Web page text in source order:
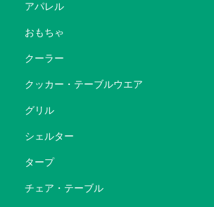
アパレル
おもちゃ
クーラー
クッカー・テーブルウエア
グリル
シェルター
タープ
チェア・テーブル